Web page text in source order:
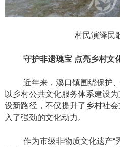
村民演绎民
守护非遗瑰宝 点亮乡村文
近年来，溪口镇围绕保护
以乡村公共文化服务体系建设
设新路径，不仅提升了乡村社
入了强劲的文化动力。
作为市级非物质文化遗产“